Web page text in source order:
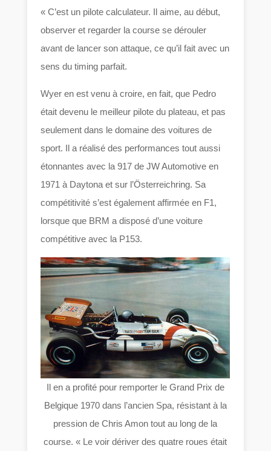
« C’est un pilote calculateur. Il aime, au début,
observer et regarder la course se dérouler
avant de lancer son attaque, ce qu’il fait avec un
sens du timing parfait.
Wyer en est venu à croire, en fait, que Pedro
était devenu le meilleur pilote du plateau, et pas
seulement dans le domaine des voitures de
sport. Il a réalisé des performances tout aussi
étonnantes avec la 917 de JW Automotive en
1971 à Daytona et sur l’Österreichring. Sa
compétitivité s’est également affirmée en F1,
lorsque que BRM a disposé d’une voiture
compétitive avec la P153.
Il en a profité pour remporter le Grand Prix de
Belgique 1970 dans l’ancien Spa, résistant à la
pression de Chris Amon tout au long de la
course. « Le voir dériver des quatre roues était